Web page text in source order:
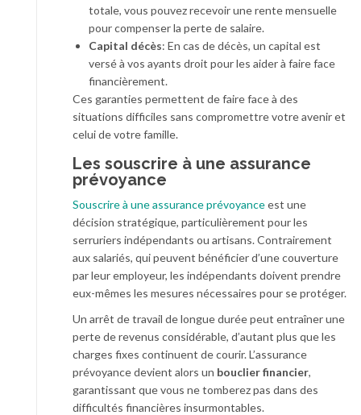
totale, vous pouvez recevoir une rente mensuelle
pour compenser la perte de salaire.
Capital décès: En cas de décès, un capital est
versé à vos ayants droit pour les aider à faire face
financièrement.
Ces garanties permettent de faire face à des
situations difficiles sans compromettre votre avenir et
celui de votre famille.
Les souscrire à une assurance
prévoyance
Souscrire à une assurance prévoyanceest une
décision stratégique, particulièrement pour les
serruriers indépendants ou artisans. Contrairement
aux salariés, qui peuvent bénéficier d’une couverture
par leur employeur, les indépendants doivent prendre
eux-mêmes les mesures nécessaires pour se protéger.
Un arrêt de travail de longue durée peut entraîner une
perte de revenus considérable, d’autant plus que les
charges fixes continuent de courir. L’assurance
prévoyance devient alors un bouclier financier,
garantissant que vous ne tomberez pas dans des
difficultés financières insurmontables.